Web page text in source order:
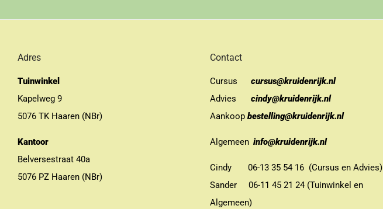
Adres
Tuinwinkel
Kapelweg 9
5076 TK Haaren (NBr)
Kantoor
Belversestraat 40a
5076 PZ Haaren (NBr)
Contact
Cursus
cursus@kruidenrijk.nl
Advies
cindy@kruidenrijk.nl
Aankoop bestelling@kruidenrijk.nl
Algemeen info@kruidenrijk.nl
Cindy 06-13 35 54 16 (Cursus en Advies)
Sander 06-11 45 21 24 (Tuinwinkel en
Algemeen)